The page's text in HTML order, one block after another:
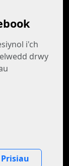
i'ch
drwy